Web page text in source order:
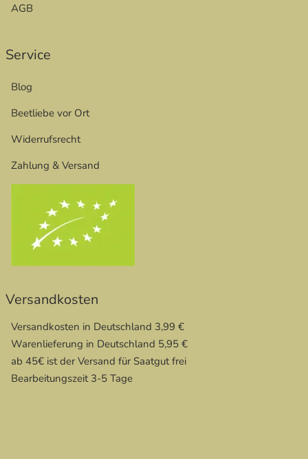
AGB
Service
Blog
Beetliebe vor Ort
Widerrufsrecht
Zahlung & Versand
Versandkosten
Versandkosten in Deutschland 3,99 €
Warenlieferung in Deutschland 5,95 €
ab 45€ ist der Versand für Saatgut frei
Bearbeitungszeit 3-5 Tage